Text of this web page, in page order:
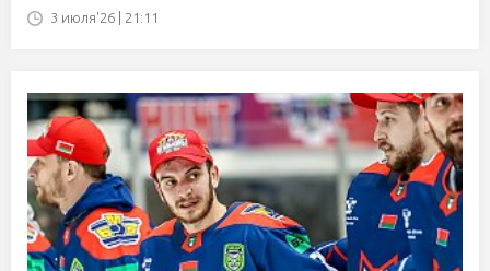
3 июля'26 | 21:11